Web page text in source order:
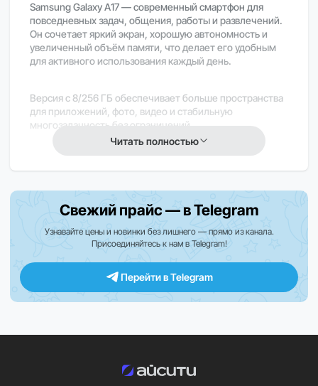
Samsung Galaxy A17 — современный смартфон для
повседневных задач, общения, работы и развлечений.
Он сочетает яркий экран, хорошую автономность и
увеличенный объём памяти, что делает его удобным
для активного использования каждый день.
Версия с 8/256 ГБ обеспечивает больше пространства
для приложений, фото, видео и стабильную
многозадачность без ограничений.
может отличаться или быть недоступна.
Закажите прямо сейчас
Оформите заказ на Samsung Galaxy A17 8/256GB уже
сегодня и получите современный смартфон с большим
объёмом памяти, ярким экраном и надёжной
автономностью для повседневных задач.
Читать полностью
Свежий прайс — в Telegram
Узнавайте цены и новинки без лишнего — прямо из канала.
Присоединяйтесь к нам в Telegram!
Перейти в Telegram